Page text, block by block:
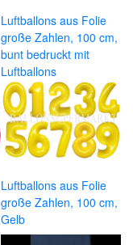
Luftballons aus Folie
große Zahlen, 100 cm,
bunt bedruckt mit
Luftballons
Luftballons aus Folie
große Zahlen, 100 cm,
Gelb